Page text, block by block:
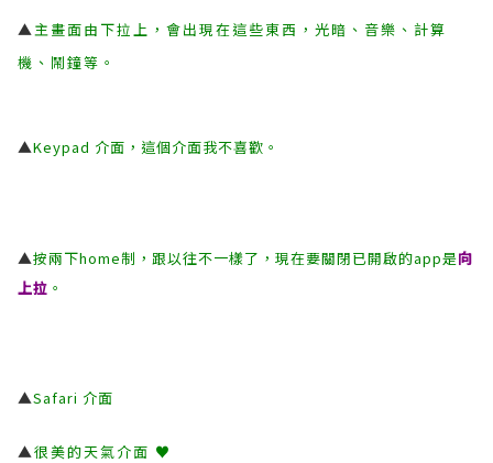
▲主畫面由下拉上，會出現在這些東西，光暗、音樂、計算
機、鬧鐘等。
▲Keypad 介面，這個介面我不喜歡。
▲按兩下home制，跟以往不一樣了，現在要關閉已開啟的app是向
上拉 。
▲Safari 介面
▲很美的天氣介面 ♥